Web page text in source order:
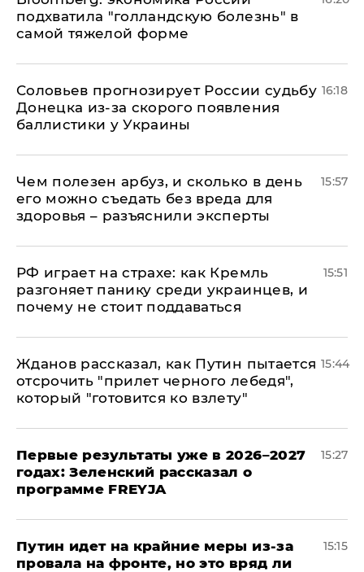
подхватила "голландскую болезнь" в
самой тяжелой форме
Соловьев прогнозирует России судьбу
Донецка из-за скорого появления
баллистики у Украины
16:18
Чем полезен арбуз, и сколько в день
его можно съедать без вреда для
здоровья – разъяснили эксперты
15:57
РФ играет на страхе: как Кремль
разгоняет панику среди украинцев, и
почему не стоит поддаваться
15:51
Жданов рассказал, как Путин пытается
отсрочить "прилет черного лебедя",
который "готовится ко взлету"
15:44
Первые результаты уже в 2026–2027
годах: Зеленский рассказал о
программе FREYJA
15:27
Путин идет на крайние меры из-за
провала на фронте, но это вряд ли
15:15